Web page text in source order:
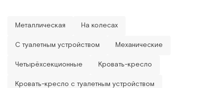
Металлическая На колесах
С туалетным устройством Механические
Четырёхсекционные Кровать-кресло
Кровать-кресло с туалетным устройством